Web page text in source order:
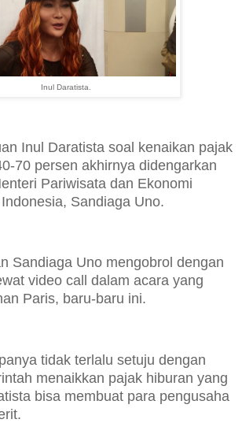
Inul Daratista.
Inul Daratista soal kenaikan pajak
70 persen akhirnya didengarkan
Pariwisata dan Ekonomi
Sandiaga Uno.
Sandiaga Uno mengobrol dengan
video call dalam acara yang
Paris, baru-baru ini.
tidak terlalu setuju dengan
menaikkan pajak hiburan yang
bisa membuat para pengusaha